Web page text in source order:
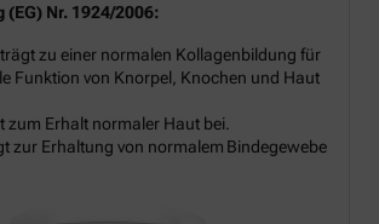
(EG) Nr. 1924/2006:
zu einer normalen Kollagenbildung für
Funktion von Knorpel, Knochen und Haut
zum Erhalt normaler Haut bei.
zur Erhaltung von normalem Bindegewebe